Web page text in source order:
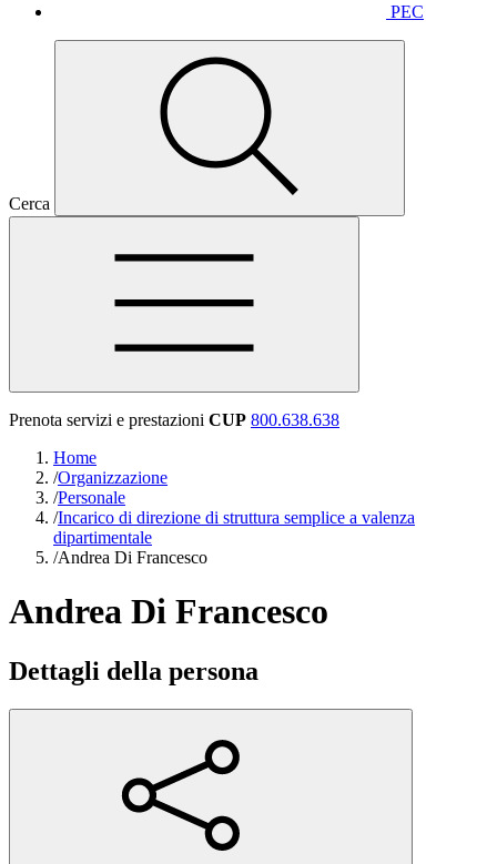
PEC
Cerca
Prenota servizi e prestazioni CUP 800.638.638
Home
/Organizzazione
/Personale
/Incarico di direzione di struttura semplice a valenza
dipartimentale
/Andrea Di Francesco
Andrea Di Francesco
Dettagli della persona